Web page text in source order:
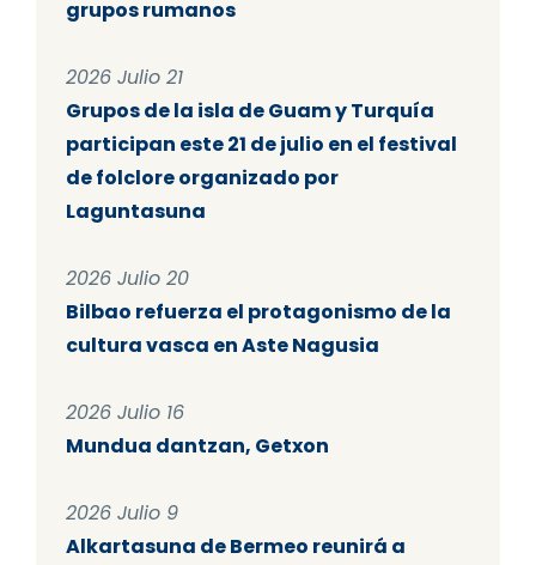
grupos rumanos
2026 Julio 21
Grupos de la isla de Guam y Turquía
participan este 21 de julio en el festival
de folclore organizado por
Laguntasuna
2026 Julio 20
Bilbao refuerza el protagonismo de la
cultura vasca en Aste Nagusia
2026 Julio 16
Mundua dantzan, Getxon
2026 Julio 9
Alkartasuna de Bermeo reunirá a